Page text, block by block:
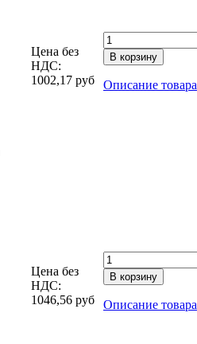
Цена без
НДС:
1002,17 руб Описание товара
Цена без
НДС:
1046,56 руб Описание товара